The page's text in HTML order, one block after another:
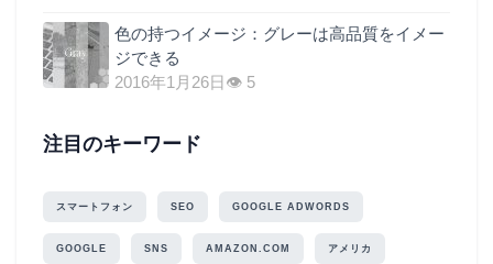
色の持つイメージ：グレーは高品質をイメー
ジできる
2016年1月26日 👁 5
注目のキーワード
スマートフォン SEO GOOGLE ADWORDS
GOOGLE SNS AMAZON.COM アメリカ